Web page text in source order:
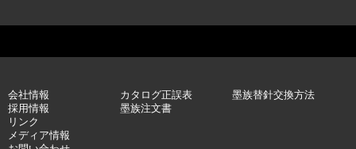
会社情報
採用情報
リンク
メディア情報
カタログ正誤表
墨族注文書
墨族替針交換方法